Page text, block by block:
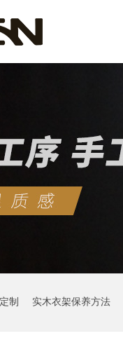
制 实木衣架保养方法